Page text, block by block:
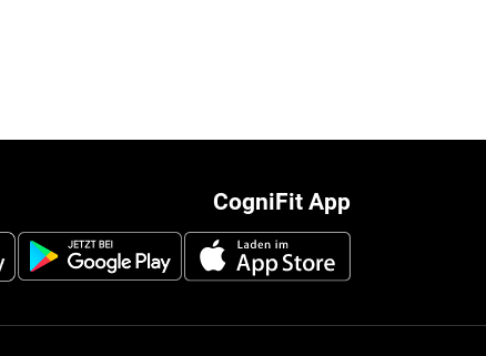
CogniFit App